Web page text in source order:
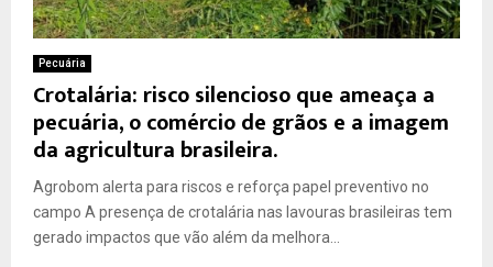
Pecuária
Crotalária: risco silencioso que ameaça a
pecuária, o comércio de grãos e a imagem
da agricultura brasileira.
Agrobom alerta para riscos e reforça papel preventivo no
campo A presença de crotalária nas lavouras brasileiras tem
gerado impactos que vão além da melhora...